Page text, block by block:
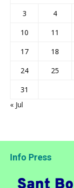
3
4
10
11
17
18
24
25
31
« Jul
Info Press